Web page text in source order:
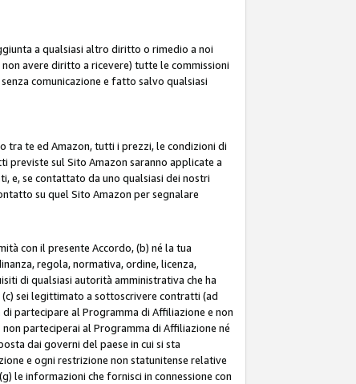
a qualsiasi altro diritto o rimedio a noi
avere diritto a ricevere) tutte le commissioni
comunicazione e fatto salvo qualsiasi
tra te ed Amazon, tutti i prezzi, le condizioni di
sul Sito Amazon saranno applicate a
e, se contattato da uno qualsiasi dei nostri
su quel Sito Amazon per segnalare
con il presente Accordo, (b) né la tua
regola, normativa, ordine, licenza,
di qualsiasi autorità amministrativa che ha
sei legittimato a sottoscrivere contratti (ad
partecipare al Programma di Affiliazione e non
parteciperai al Programma di Affiliazione né
dai governi del paese in cui si sta
e ogni restrizione non statunitense relative
le informazioni che fornisci in connessione con